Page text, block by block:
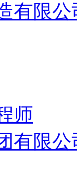
有限公
师
有限公